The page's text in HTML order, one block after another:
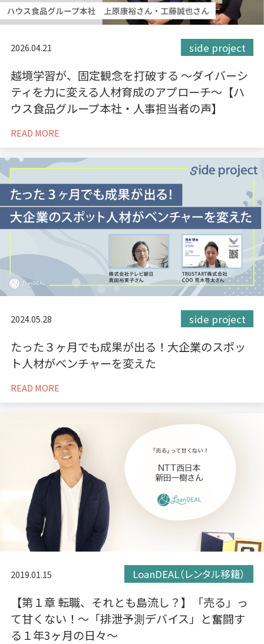
2026.04.21 side project
越境学習が、固定観念を打破する 〜ダイバーシ
ティを力に変える人材育成のアプローチ〜【ハ
ウス食品グループ本社・人事担当者の声】
READ MORE
2024.05.28 side project
たった３ヶ月でも成果が出る！大企業のスポッ
ト人材がベンチャーを変えた
READ MORE
2019.01.15 LoanDEAL（レンタル移籍）
【第１章 転職、それとも島流し？】「売る」っ
て甘くない！〜「排泄予測デバイス」と奮闘す
る１年3ヶ月の日々〜